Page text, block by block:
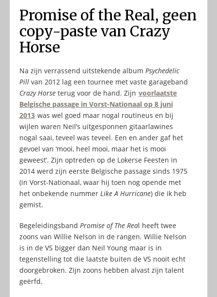
Promise of the Real, geen
copy-paste van Crazy
Horse
Na zijn verrassend uitstekende album Psychedelic
Pill van 2012 lag een tournee met vaste garageband
Crazy Horse terug voor de hand. Zijn voorlaatste
Belgische passage in Vorst-Nationaal op 8 juni
2013 was wel goed maar nogal routineus en bij
wijlen waren Neil’s uitgesponnen gitaarlawines
nogal saai, teveel was teveel. Een en ander gaf het
gevoel van ‘mooi, heel mooi, maar het is mooi
geweest’. Zijn optreden op de Lokerse Feesten in
2014 werd zijn eerste Belgische passage sinds 1975
(in Vorst-Nationaal, waar hij toen nog opende met
het onbekende nummer Like A Hurricane) die ik heb
gemist.
Begeleidingsband Promise of The Real heeft twee
zoons van Willie Nelson in de rangen. Willie Nelson
is in de VS bigger dan Neil Young maar is in
tegenstelling tot die laatste buiten de VS nooit echt
doorgebroken. Zijn zoons hebben alvast zijn talent
geërfd.